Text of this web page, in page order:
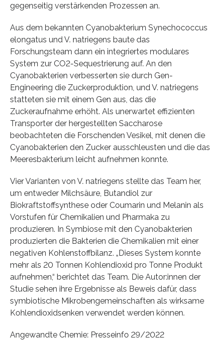
gegenseitig verstärkenden Prozessen an.
Aus dem bekannten Cyanobakterium Synechococcus
elongatus und V. natriegens baute das
Forschungsteam dann ein integriertes modulares
System zur CO2-Sequestrierung auf. An den
Cyanobakterien verbesserten sie durch Gen-
Engineering die Zuckerproduktion, und V. natriegens
statteten sie mit einem Gen aus, das die
Zuckeraufnahme erhöht. Als unerwartet effizienten
Transporter der hergestellten Saccharose
beobachteten die Forschenden Vesikel, mit denen die
Cyanobakterien den Zucker ausschleusten und die das
Meeresbakterium leicht aufnehmen konnte.
Vier Varianten von V. natriegens stellte das Team her,
um entweder Milchsäure, Butandiol zur
Biokraftstoffsynthese oder Coumarin und Melanin als
Vorstufen für Chemikalien und Pharmaka zu
produzieren. In Symbiose mit den Cyanobakterien
produzierten die Bakterien die Chemikalien mit einer
negativen Kohlenstoffbilanz. „Dieses System konnte
mehr als 20 Tonnen Kohlendioxid pro Tonne Produkt
aufnehmen,“ berichtet das Team. Die Autor:innen der
Studie sehen ihre Ergebnisse als Beweis dafür, dass
symbiotische Mikrobengemeinschaften als wirksame
Kohlendioxidsenken verwendet werden können.
Angewandte Chemie: Presseinfo 29/2022